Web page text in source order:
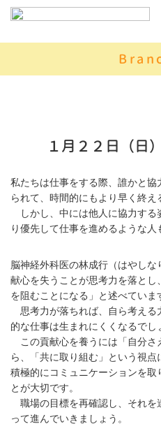
１月２２日（日
私たちは仕事をする際、誰かと
られて、時間的にもより早く終え
しかし、中には他人に協力する
り優先して仕事を進めるような人
脳神経外科医の林成行（はやし
献心を失うことが思考力を落と
を阻むことになる」と述べていま
思考力が落ちれば、自ら考える
的な仕事は生まれにくくなるでし
この貢献心を養うには「自分さ
ら、「共に取り組む」という視
積極的にコミュニケーションを取
とが大切です。
職場の目標を再確認し、それを
って進んでいきましょう。